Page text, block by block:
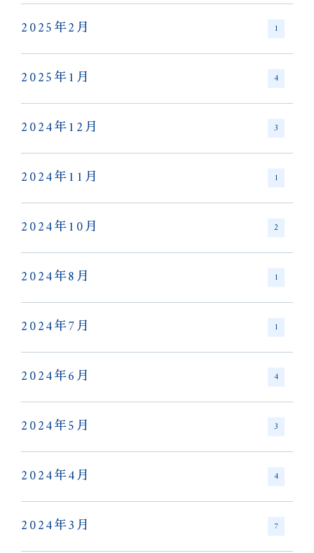
2025年2月 1
2025年1月 4
2024年12月 3
2024年11月 1
2024年10月 2
2024年8月 1
2024年7月 1
2024年6月 4
2024年5月 3
2024年4月 4
2024年3月 7